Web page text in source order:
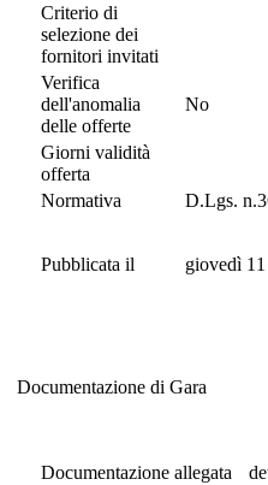
Criterio di
selezione dei
fornitori invitati
Verifica
dell'anomalia
delle offerte
No
Giorni validità
offerta
Normativa
D.Lgs.
Pubblicata il giovedì
Documentazione di Gara
Documentazione allegata